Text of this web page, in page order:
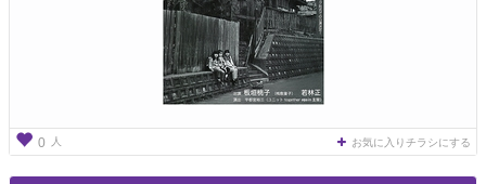
0 人 お気に入りチラシにする